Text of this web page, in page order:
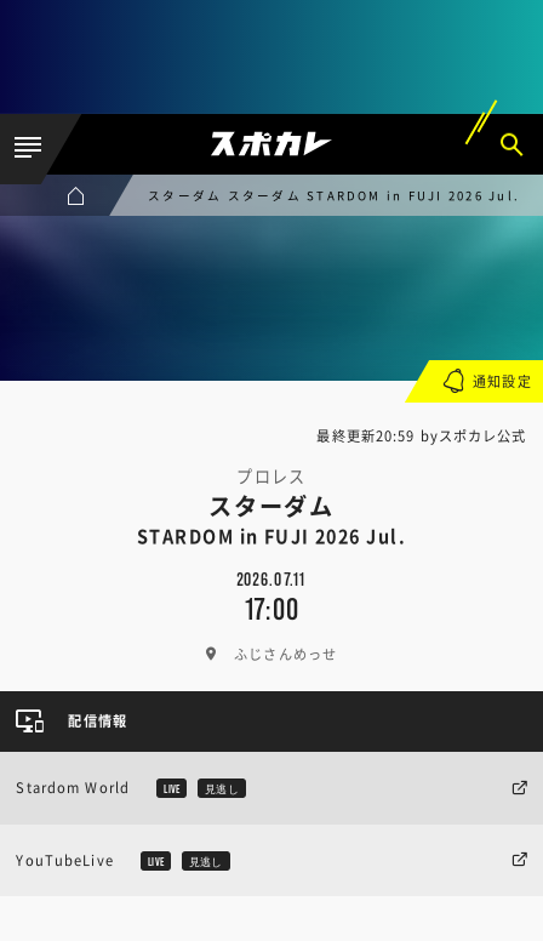
スターダム スターダム STARDOM in FUJI 2026 Jul.
最終更新20:59 byスポカレ公式
プロレス
スターダム
STARDOM in FUJI 2026 Jul.
2026.07.11
17:00
ふじさんめっせ
通知設定
配信情報
Stardom World LIVE 見逃し
YouTubeLive LIVE 見逃し